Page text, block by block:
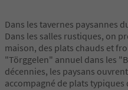
Dans les tavernes paysannes
Dans les salles rustiques, on
maison, des plats chauds et
"Törggelen" annuel dans les
décennies, les paysans
accompagné de plats typiques